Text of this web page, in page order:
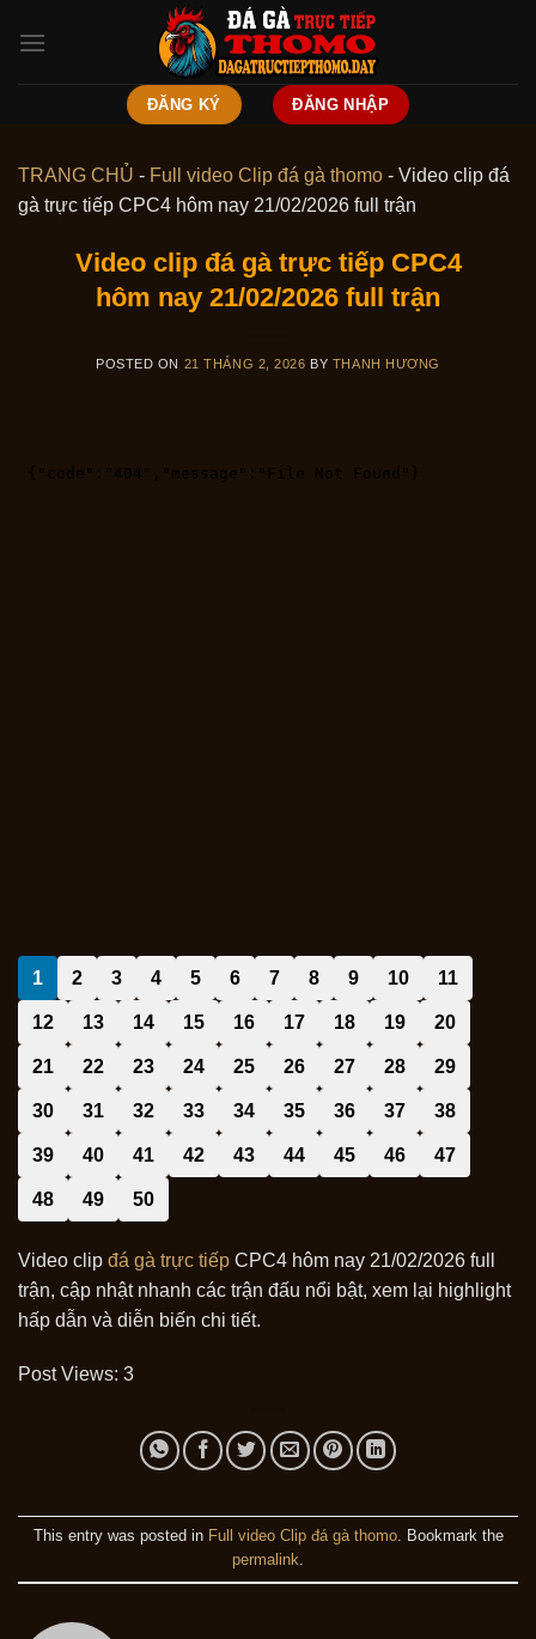
ĐĂNG KÝ ĐĂNG NHẬP
TRANG CHỦ - Full video Clip đá gà thomo - Video clip đá
gà trực tiếp CPC4 hôm nay 21/02/2026 full trận
Video clip đá gà trực tiếp CPC4
hôm nay 21/02/2026 full trận
POSTED ON 21 THÁNG 2, 2026 BY THANH HƯƠNG
1 2 3 4 5 6 7 8 9 10 11
12 13 14 15 16 17 18 19 20
21 22 23 24 25 26 27 28 29
30 31 32 33 34 35 36 37 38
39 40 41 42 43 44 45 46 47
48 49 50
Video clip đá gà trực tiếp CPC4 hôm nay 21/02/2026 full
trận, cập nhật nhanh các trận đấu nổi bật, xem lại highlight
hấp dẫn và diễn biến chi tiết.
Post Views: 3
This entry was posted in Full video Clip đá gà thomo. Bookmark the
permalink